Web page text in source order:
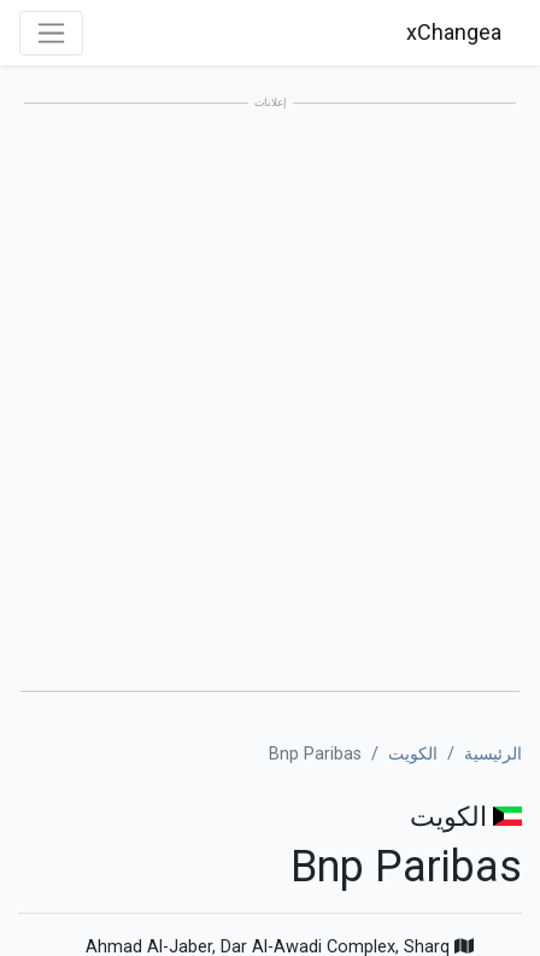
xChangea
إعلانات
الرئيسية الكويت Bnp Paribas
الكويت
Bnp Paribas